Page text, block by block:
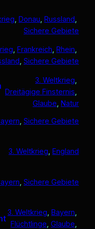
Donau Russland
Sichere Gebiete
Frankreich Rhein
Sichere Gebiete
3. Weltkrieg
Dreitägige Finsternis
Glaube Natur
Sichere Gebiete
3. Weltkrieg England
Sichere Gebiete
3. Weltkrieg Bayern
Flüchtlinge Glaube